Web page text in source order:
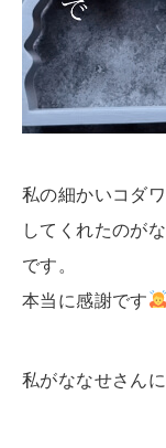
私の細かいコダ
してくれたのが
です。
本当に感謝です
私がななせさん